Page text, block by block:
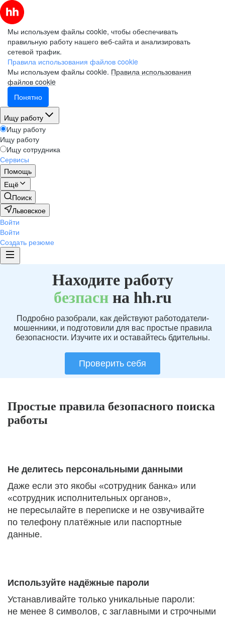
Мы используем файлы cookie, чтобы обеспечивать
правильную работу нашего веб-сайта и анализировать
сетевой трафик.
Правила использования файлов cookie
Мы используем файлы cookie. Правила использования
файлов cookie
Понятно
Ищу работу
Ищу работу
Ищу работу
Ищу сотрудника
Сервисы
Помощь
Ещё
Поиск
Львовское
Войти
Войти
Создать резюме
Находите работу
безпаснна hh.ru
Подробно разобрали, как действуют работодатели-
мошенники, и подготовили для вас простые правила
безопасности. Изучите их и оставайтесь бдительны.
Проверить себя
Простые правила безопасного поиска
работы
Не делитесь персональными данными
Даже если это якобы «сотрудник банка» или
«сотрудник исполнительных органов»,
не пересылайте в переписке и не озвучивайте
по телефону платёжные или паспортные
данные.
Используйте надёжные пароли
Устанавливайте только уникальные пароли:
не менее 8 символов, с заглавными и строчными